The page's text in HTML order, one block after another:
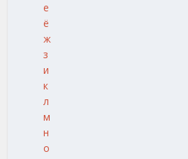
е
ё
ж
з
и
к
л
м
н
о